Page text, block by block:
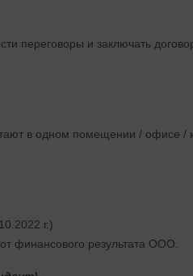
переговоры и заключать
в одном помещении / офисе /
г.)
финансового результата ООО.